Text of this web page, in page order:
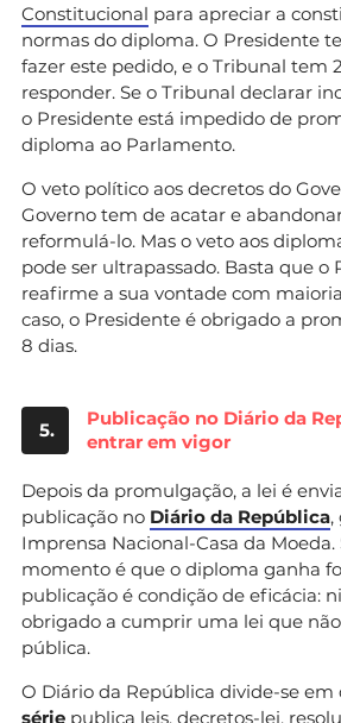
Constitucional para apreciar a
normas do diploma. O Presidente
fazer este pedido, e o Tribunal tem
responder. Se o Tribunal declarar
o Presidente está impedido de
diploma ao Parlamento.
O veto político aos decretos do
Governo tem de acatar e
reformulá-lo. Mas o veto aos
pode ser ultrapassado. Basta que o
reafirme a sua vontade com
caso, o Presidente é obrigado a
8 dias.
5.
Publicação no Diário da
entrar em vigor
Depois da promulgação, a lei é
publicação no Diário da República,
Imprensa Nacional-Casa da
momento é que o diploma ganha
publicação é condição de eficácia:
obrigado a cumprir uma lei que
pública.
O Diário da República divide-se em
série publica leis, decretos-lei,